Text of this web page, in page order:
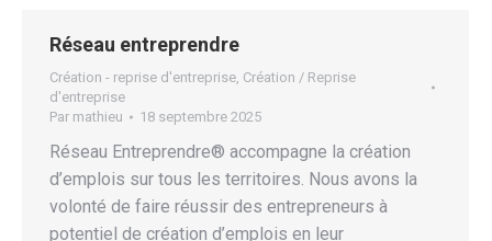
Réseau entreprendre
Création - reprise d'entreprise, Création / Reprise
d'entreprise
Par mathieu 18 septembre 2025
Réseau Entreprendre® accompagne la création
d’emplois sur tous les territoires. Nous avons la
volonté de faire réussir des entrepreneurs à
potentiel de création d’emplois en leur